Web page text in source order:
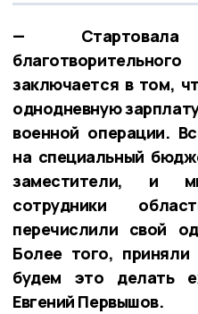
—
заключается в том,
однодневную
военной операции.
на специальный
заместители, и
сотрудники
перечислили свой
Более того,
будем это делать
Евгений Первышов.